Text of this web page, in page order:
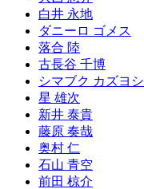
白井 永地
ダニーロ ゴメス
落合 陸
古長谷 千博
シマブク カズヨシ
星 雄次
新井 泰貴
藤原 奏哉
奥村 仁
石山 青空
前田 椋介